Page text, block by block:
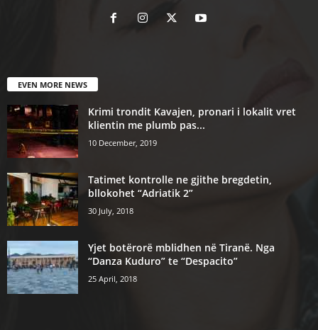
EVEN MORE NEWS
Krimi trondit Kavajen, pronari i lokalit vret
klientin me plumb pas...
10 December, 2019
Tatimet kontrolle ne gjithe bregdetin,
bllokohet “Adriatik 2”
30 July, 2018
Yjet botërorë mblidhen në Tiranë. Nga
“Danza Kuduro” te “Despacito”
25 April, 2018